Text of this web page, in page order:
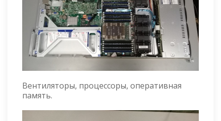
Вентиляторы, процессоры, оперативная
память.